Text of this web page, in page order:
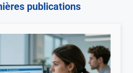
publications